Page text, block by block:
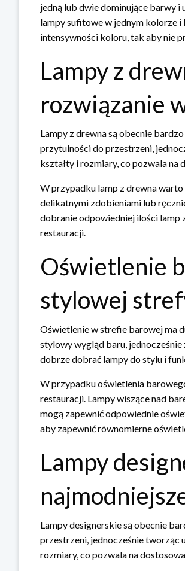
jedną lub dwie dominujące barwy i
lampy sufitowe w jednym kolorze i
intensywności koloru, tak aby nie
Lampy z
rozwiązanie
Lampy z drewna są obecnie
przytulności do przestrzeni,
kształty i rozmiary, co pozwala na
W przypadku lamp z drewna
delikatnymi zdobieniami lub
dobranie odpowiedniej ilości lamp
restauracji.
Oświetlenie
stylowej
Oświetlenie w strefie barowej ma
stylowy wygląd baru,
dobrze dobrać lampy do stylu i
W przypadku oświetlenia
restauracji. Lampy wiszące nad
mogą zapewnić odpowiednie
aby zapewnić równomierne
Lampy
Lampy designerskie są obecnie
przestrzeni, jednocześnie tworząc
rozmiary, co pozwala na